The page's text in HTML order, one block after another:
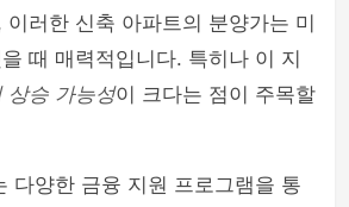
이러한 신축 아파트의 분양가는 미
때 매력적입니다. 특히나 이 지
상승 가능성이 크다는 점이 주목할
다양한 금융 지원 프로그램을 통